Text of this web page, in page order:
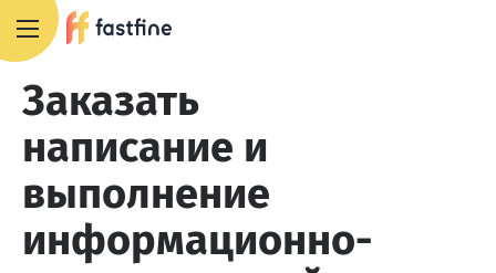
Заказать
написание и
выполнение
информационно-